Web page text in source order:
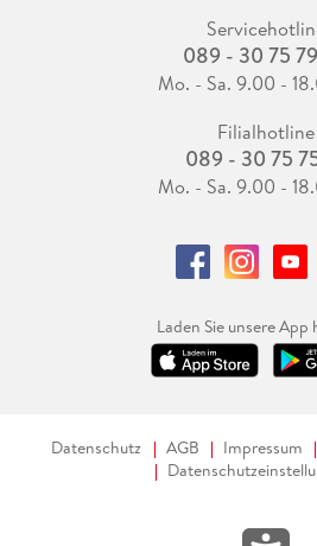
089 - 30 75
Mo. - Sa. 9.00 -
Filialhotline
089 - 30 75
Mo. - Sa. 9.00 -
Laden Sie unsere App
Datenschutz AGB Impressum